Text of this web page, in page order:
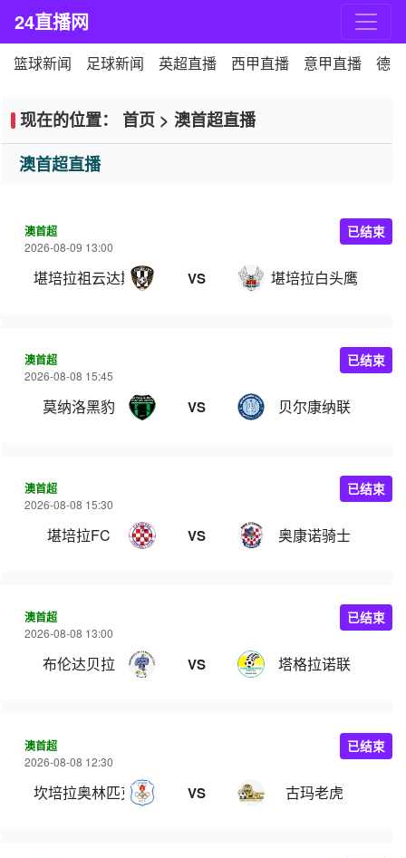
24直播网
篮球新闻 足球新闻 英超直播 西甲直播 意甲直播 德
现在的位置： 首页 > 澳首超直播
澳首超直播
澳首超
2026-08-09 13:00
堪培拉祖云达斯 VS 堪培拉白头鹰
已结束
澳首超
2026-08-08 15:45
莫纳洛黑豹 VS 贝尔康纳联
已结束
澳首超
2026-08-08 15:30
堪培拉FC VS 奥康诺骑士
已结束
澳首超
2026-08-08 13:00
布伦达贝拉 VS 塔格拉诺联
已结束
澳首超
2026-08-08 12:30
坎培拉奥林匹克 VS 古玛老虎
已结束